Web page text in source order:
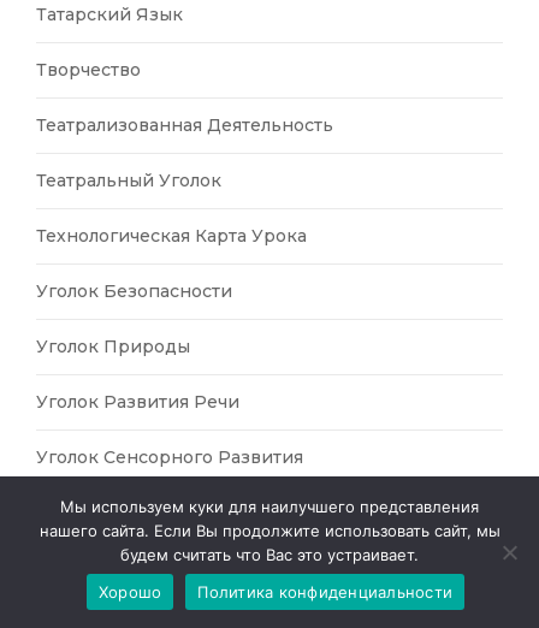
Татарский Язык
Творчество
Театрализованная Деятельность
Театральный Уголок
Технологическая Карта Урока
Уголок Безопасности
Уголок Природы
Уголок Развития Речи
Уголок Сенсорного Развития
Урок Рисования
Урок-Игра
Мы используем куки для наилучшего представления
нашего сайта. Если Вы продолжите использовать сайт, мы
будем считать что Вас это устраивает.
Хорошо
Политика конфиденциальности